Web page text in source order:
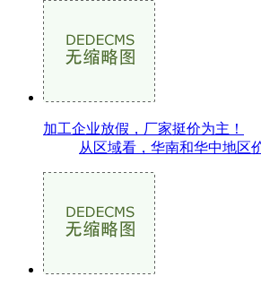
加工企业放假，厂家挺价为主！
从区域看，华南和华中地区